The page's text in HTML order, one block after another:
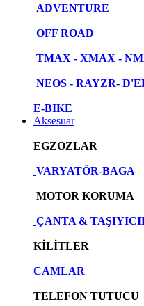
ADVENTURE
OFF ROAD
TMAX - XMAX -
NEOS - RAYZR-
E-BIKE
Aksesuar
EGZOZLAR
VARYATÖR-BAGA
MOTOR KORUMA
ÇANTA &
KİLİTLER
CAMLAR
TELEFON TUTUCU